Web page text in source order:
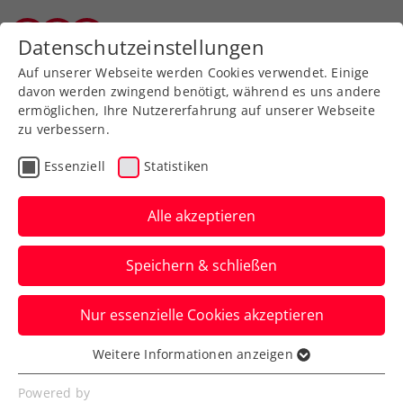
Zurück zur Newsübersicht
Davis Cup
Ticker zum Davis Cup
Österreich – Türkei, Tag
2: So geht es weiter
Hier erfahrt ihr heute die neuesten
Updates zum Länderkampf in Bad
Waltersdorf.
Verfasst von: Manuel Wachta, 14.09.2024
Datenschutzeinstellungen
Auf unserer Webseite werden Cookies verwendet. Einige
davon werden zwingend benötigt, während es uns andere
ermöglichen, Ihre Nutzererfahrung auf unserer Webseite
zu verbessern.
Essenziell Statistiken
Alle akzeptieren
Speichern & schließen
Nur essenzielle Cookies akzeptieren
Essenziell
Essenzielle Cookies werden für grundlegende
Weitere Informationen anzeigen
Powered by